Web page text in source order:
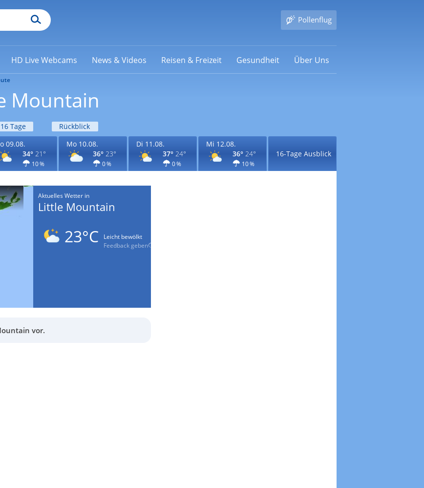
Pollenflug
HD Live Webcams News & Videos Reisen & Freizeit Gesundheit Über Uns
Mountain
16 Tage
Rückblick
09.08.
34° 21°
10 %
Mo 10.08.
36° 23°
0 %
Di 11.08.
37° 24°
0 %
Mi 12.08.
36° 24°
10 %
16-Tage Ausblick
Aktuelles Wetter in
Little Mountain
23°C
Leicht bewölkt
Feedback geben
vor.